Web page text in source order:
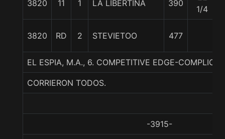
3820 11 1 LA LIBERTINA 390
1/4
3820 RD 2 STEVIETOO 477
EL ESPIA, M.A., 6. COMPETITIVE EDGE-
CORRIERON TODOS.
-3915-